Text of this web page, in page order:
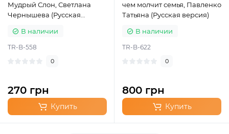
Мудрый Слон, Светлана
Чернышева (Русская
В наличии
TR-B-558
0
270 грн
Купить
чем молчит семья, Павленко
Татьяна (Русская версия)
В наличии
TR-B-622
0
800 грн
Купить